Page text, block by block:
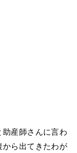
産師さんに言わ
ら出てきたわが